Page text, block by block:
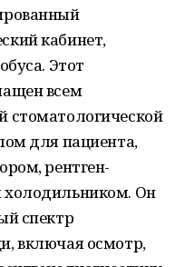
кабинет,
Этот
всем
стоматологической
для пациента,
рентген-
Он
спектр
включая осмотр,